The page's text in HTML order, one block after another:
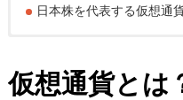
日本株を代表する仮想通
仮想通貨とは